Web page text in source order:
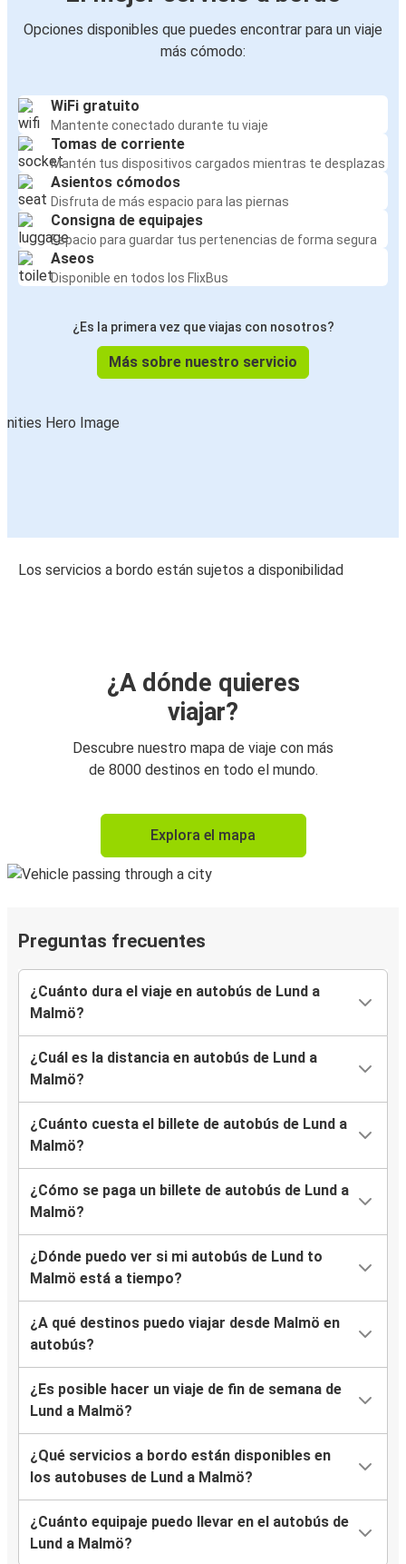
Opciones disponibles que puedes encontrar para un viaje
más cómodo:
WiFi gratuito
Mantente conectado durante tu viaje
Tomas de corriente
Mantén tus dispositivos cargados mientras te desplazas
Asientos cómodos
Disfruta de más espacio para las piernas
Consigna de equipajes
Espacio para guardar tus pertenencias de forma segura
Aseos
Disponible en todos los FlixBus
¿Es la primera vez que viajas con nosotros?
Más sobre nuestro servicio
Los servicios a bordo están sujetos a disponibilidad
¿A dónde quieres
viajar?
Descubre nuestro mapa de viaje con más
de 8000 destinos en todo el mundo.
Explora el mapa
Preguntas frecuentes
¿Cuánto dura el viaje en autobús de Lund a
Malmö?
¿Cuál es la distancia en autobús de Lund a
Malmö?
¿Cuánto cuesta el billete de autobús de Lund a
Malmö?
¿Cómo se paga un billete de autobús de Lund a
Malmö?
¿Dónde puedo ver si mi autobús de Lund to
Malmö está a tiempo?
¿A qué destinos puedo viajar desde Malmö en
autobús?
¿Es posible hacer un viaje de fin de semana de
Lund a Malmö?
¿Qué servicios a bordo están disponibles en
los autobuses de Lund a Malmö?
¿Cuánto equipaje puedo llevar en el autobús de
Lund a Malmö?